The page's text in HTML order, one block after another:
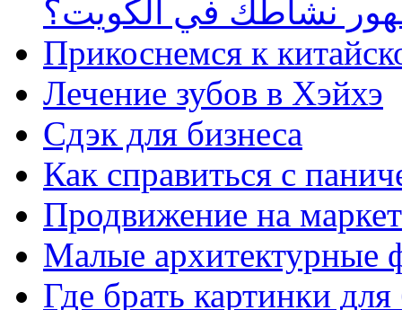
نشاطك في الكويت؟
Прикоснемся к
Лечение зубов в Хэйхэ
Сдэк для бизнеса
Как справиться с
Продвижение на
Малые архитектурные
Где брать картинки